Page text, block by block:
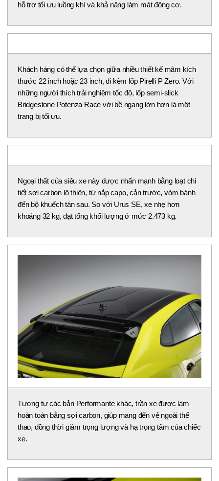
hỗ trợ tối ưu luồng khí và khả năng làm mát động cơ.
Khách hàng có thể lựa chọn giữa nhiều thiết kế mâm kích
những người thích trải nghiệm tốc độ, lốp semi-slick
đến bộ khuếch tán sau. So với Urus SE, xe nhẹ hơn
khoảng 32 kg, đạt tổng khối lượng ở mức 2.473 kg.